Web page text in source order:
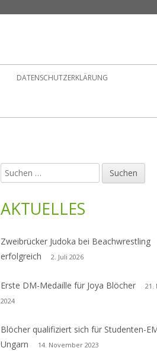
DATENSCHUTZERKLÄRUNG
Haupt-
Seitenleiste
Suchen
nach:
AKTUELLES
Zweibrücker Judoka bei Beachwrestling
erfolgreich
2. Juli 2026
Erste DM-Medaille für Joya Blöcher
21.
2024
Blöcher qualifiziert sich für Studenten-
Ungarn
14. November 2023